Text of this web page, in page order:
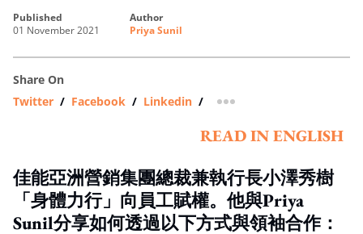
published
01 November 2021
author
Priya Sunil
Share On
Twitter / Facebook / Linkedin / more sharing option
READ IN ENGLISH
佳能亞洲營銷集團總裁兼執行長小澤秀樹
「身體力行」向員工賦權。他與Priya
Sunil分享如何透過以下方式與領袖合作：